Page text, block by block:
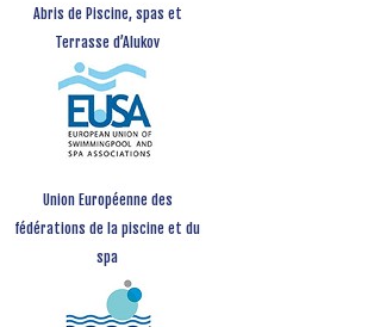
Abris de Piscine, spas et
Terrasse d’Alukov
Union Européenne des
fédérations de la piscine et du
spa